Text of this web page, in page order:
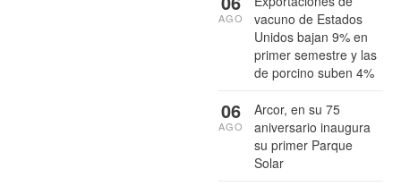
vacuno de Estados
Unidos bajan 9% en
primer semestre y las
de porcino suben 4%
AGO
Arcor, en su 75
aniversario inaugura
su primer Parque
Solar
06
AGO